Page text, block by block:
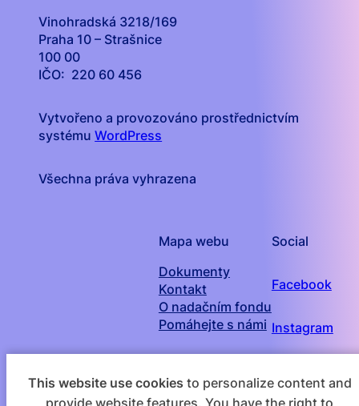
Vinohradská 3218/169
Praha 10 – Strašnice
100 00
IČO: 220 60 456
Vytvořeno a provozováno prostřednictvím
systémuWordPress
Všechna práva vyhrazena
Mapa webu
Dokumenty
Kontakt
O nadačním fondu
Pomáhejte s námi
Social
Facebook
Instagram
This website use cookies to personalize content and
provide website features. You have the right to